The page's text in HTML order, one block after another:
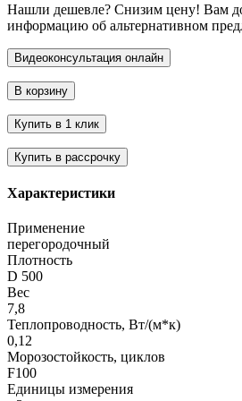
Нашли дешевле? Снизим цену! Вам
информацию об альтернативном
Характеристики
Применение
перегородочный
Плотность
D 500
Вес
7,8
Теплопроводность, Вт/(м*к)
0,12
Морозостойкость, циклов
F100
Единицы измерения